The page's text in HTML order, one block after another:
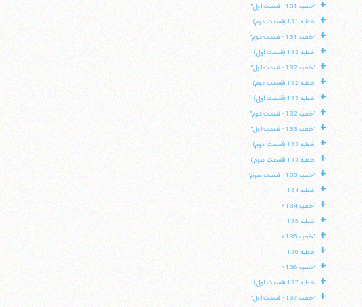
+ "خطبه 131 - قسمت اول"
+ خطبه 131 (قسمت دوم)
+ "خطبه 131 - قسمت دوم"
+ خطبه 132 (قسمت اول)
+ "خطبه 132 - قسمت اول"
+ خطبه 132 (قسمت دوم)
+ خطبه 133 (قسمت اول)
+ "خطبه 132 - قسمت دوم"
+ "خطبه 133 - قسمت اول"
+ خطبه 133 (قسمت دوم)
+ خطبه 133 (قسمت سوم)
+ "خطبه 133 - قسمت سوم"
+ خطبه 134
+ "خطبه 134»
+ خطبه 135
+ "خطبه 135»
+ خطبه 136
+ "خطبه 136»
+ خطبه 137 (قسمت اول)
+ "خطبه 137 - قسمت اول"